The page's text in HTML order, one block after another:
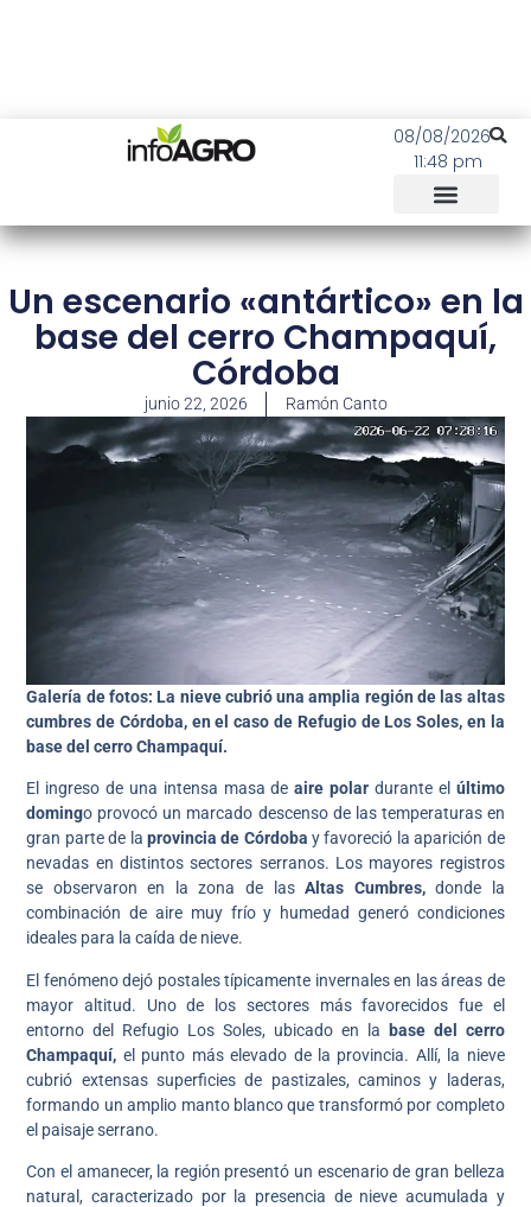
08/08/2026
11:48 pm
Un escenario «antártico» en la
base del cerro Champaquí,
Córdoba
junio 22, 2026 Ramón Canto
Galería de fotos: La nieve cubrió una amplia región de las altas
cumbres de Córdoba, en el caso de Refugio de Los Soles, en la
base del cerro Champaquí.
El ingreso de una intensa masa deaire polar durante el último
domingo provocó un marcado descenso de las temperaturas en
gran parte de la provincia de Córdoba y favoreció la aparición de
nevadas en distintos sectores serranos. Los mayores registros
se observaron en la zona de lasAltas Cumbres,donde la
combinación de aire muy frío y humedad generó condiciones
ideales para la caída de nieve.
El fenómeno dejó postales típicamente invernales en las áreas de
mayor altitud. Uno de los sectores más favorecidos fue el
entorno del Refugio Los Soles, ubicado en la base del cerro
Champaquí, el punto más elevado de la provincia. Allí, la nieve
cubrió extensas superficies de pastizales, caminos y laderas,
formando un amplio manto blanco que transformó por completo
el paisaje serrano.
Con el amanecer, la región presentó un escenario de gran belleza
natural, caracterizado por la presencia de nieve acumulada y